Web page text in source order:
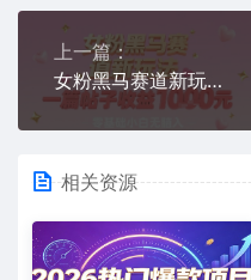
上一篇：
女粉黑马赛道新玩法，一篇帖子收益1k，零基础小白无脑入非常适合
相关资源